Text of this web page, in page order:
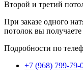
Второй и третий
При заказе одного
потолок вы
Подробности по
+7 (968) 799-79-